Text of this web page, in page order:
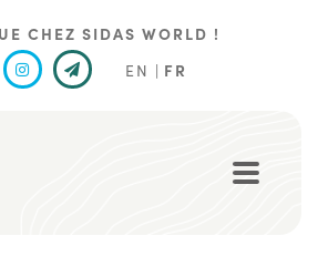
CHEZ SIDAS WORLD !
EN
FR